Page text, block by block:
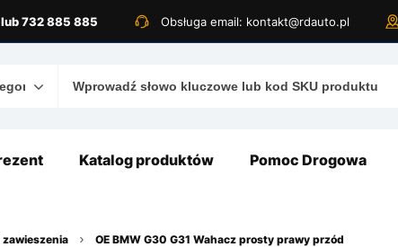
732 885 885 Obsługa email: kontakt@rdauto.pl
Katalog produktów Pomoc Drogowa
zawieszenia OE BMW G30 G31 Wahacz prosty prawy przód